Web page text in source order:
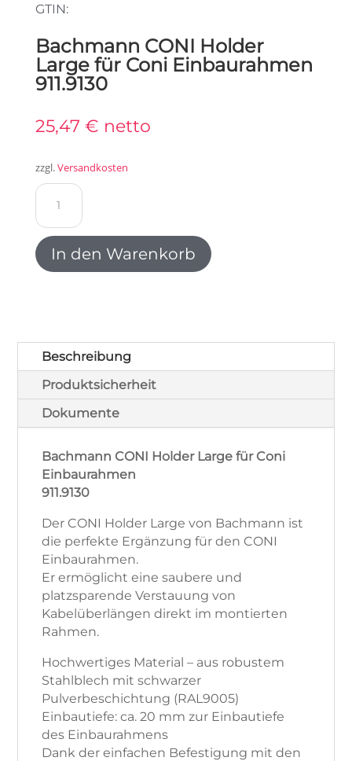
GTIN:
Bachmann CONI Holder
Large für Coni Einbaurahmen
911.9130
25,47 € netto
zzgl.Versandkosten
Bachmann
CONI
Holder
Large
für
In den Warenkorb
Beschreibung
Produktsicherheit
Dokumente
Bachmann CONI Holder Large für Coni
Einbaurahmen
911.9130
Der CONI Holder Large von Bachmann ist
die perfekte Ergänzung für den CONI
Einbaurahmen.
Er ermöglicht eine saubere und
platzsparende Verstauung von
Kabelüberlängen direkt im montierten
Rahmen.
Hochwertiges Material – aus robustem
Stahlblech mit schwarzer
Pulverbeschichtung (RAL9005)
Einbautiefe: ca. 20 mm zur Einbautiefe
des Einbaurahmens
Dank der einfachen Befestigung mit den